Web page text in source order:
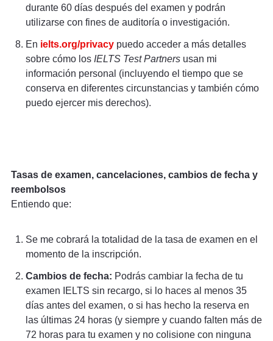
durante 60 días después del examen y podrán
utilizarse con fines de auditoría o investigación.
En ielts.org/privacy puedo acceder a más detalles
sobre cómo los IELTS Test Partners usan mi
información personal (incluyendo el tiempo que se
conserva en diferentes circunstancias y también cómo
puedo ejercer mis derechos).
Tasas de examen, cancelaciones, cambios de fecha y
reembolsos
Entiendo que:
Se me cobrará la totalidad de la tasa de examen en el
momento de la inscripción.
Cambios de fecha: Podrás cambiar la fecha de tu
examen IELTS sin recargo, si lo haces al menos 35
días antes del examen, o si has hecho la reserva en
las últimas 24 horas (y siempre y cuando falten más de
72 horas para tu examen y no colisione con ninguna